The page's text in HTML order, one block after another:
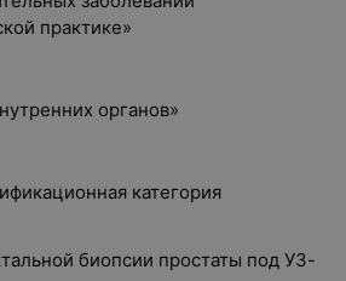
практике»
органов»
категория
биопсии простаты под УЗ-